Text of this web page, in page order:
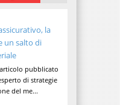
la
un salto di
pubblicato
di strategie
del me...